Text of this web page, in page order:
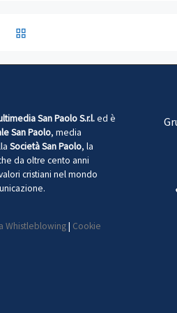
San Paolo S.r.l.ed è
San Paolo, media
Società San Paolo, la
da oltre cento anni
cristiani nel mondo
Whistleblowing| Cookie